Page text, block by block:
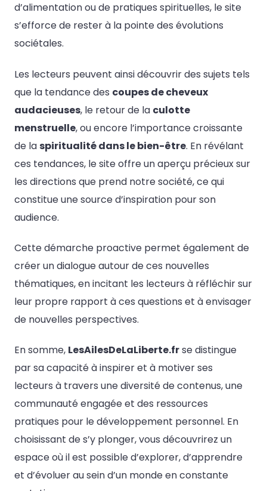
d’alimentation ou de pratiques spirituelles, le site
s’efforce de rester à la pointe des évolutions
sociétales.
Les lecteurs peuvent ainsi découvrir des sujets tels
que la tendance des coupes de cheveux
audacieuses, le retour de la culotte
menstruelle, ou encore l’importance croissante
de la spiritualité dans le bien-être. En révélant
ces tendances, le site offre un aperçu précieux sur
les directions que prend notre société, ce qui
constitue une source d’inspiration pour son
audience.
Cette démarche proactive permet également de
créer un dialogue autour de ces nouvelles
thématiques, en incitant les lecteurs à réfléchir sur
leur propre rapport à ces questions et à envisager
de nouvelles perspectives.
En somme, LesAilesDeLaLiberte.frse distingue
par sa capacité à inspirer et à motiver ses
lecteurs à travers une diversité de contenus, une
communauté engagée et des ressources
pratiques pour le développement personnel. En
choisissant de s’y plonger, vous découvrirez un
espace où il est possible d’explorer, d’apprendre
et d’évoluer au sein d’un monde en constante